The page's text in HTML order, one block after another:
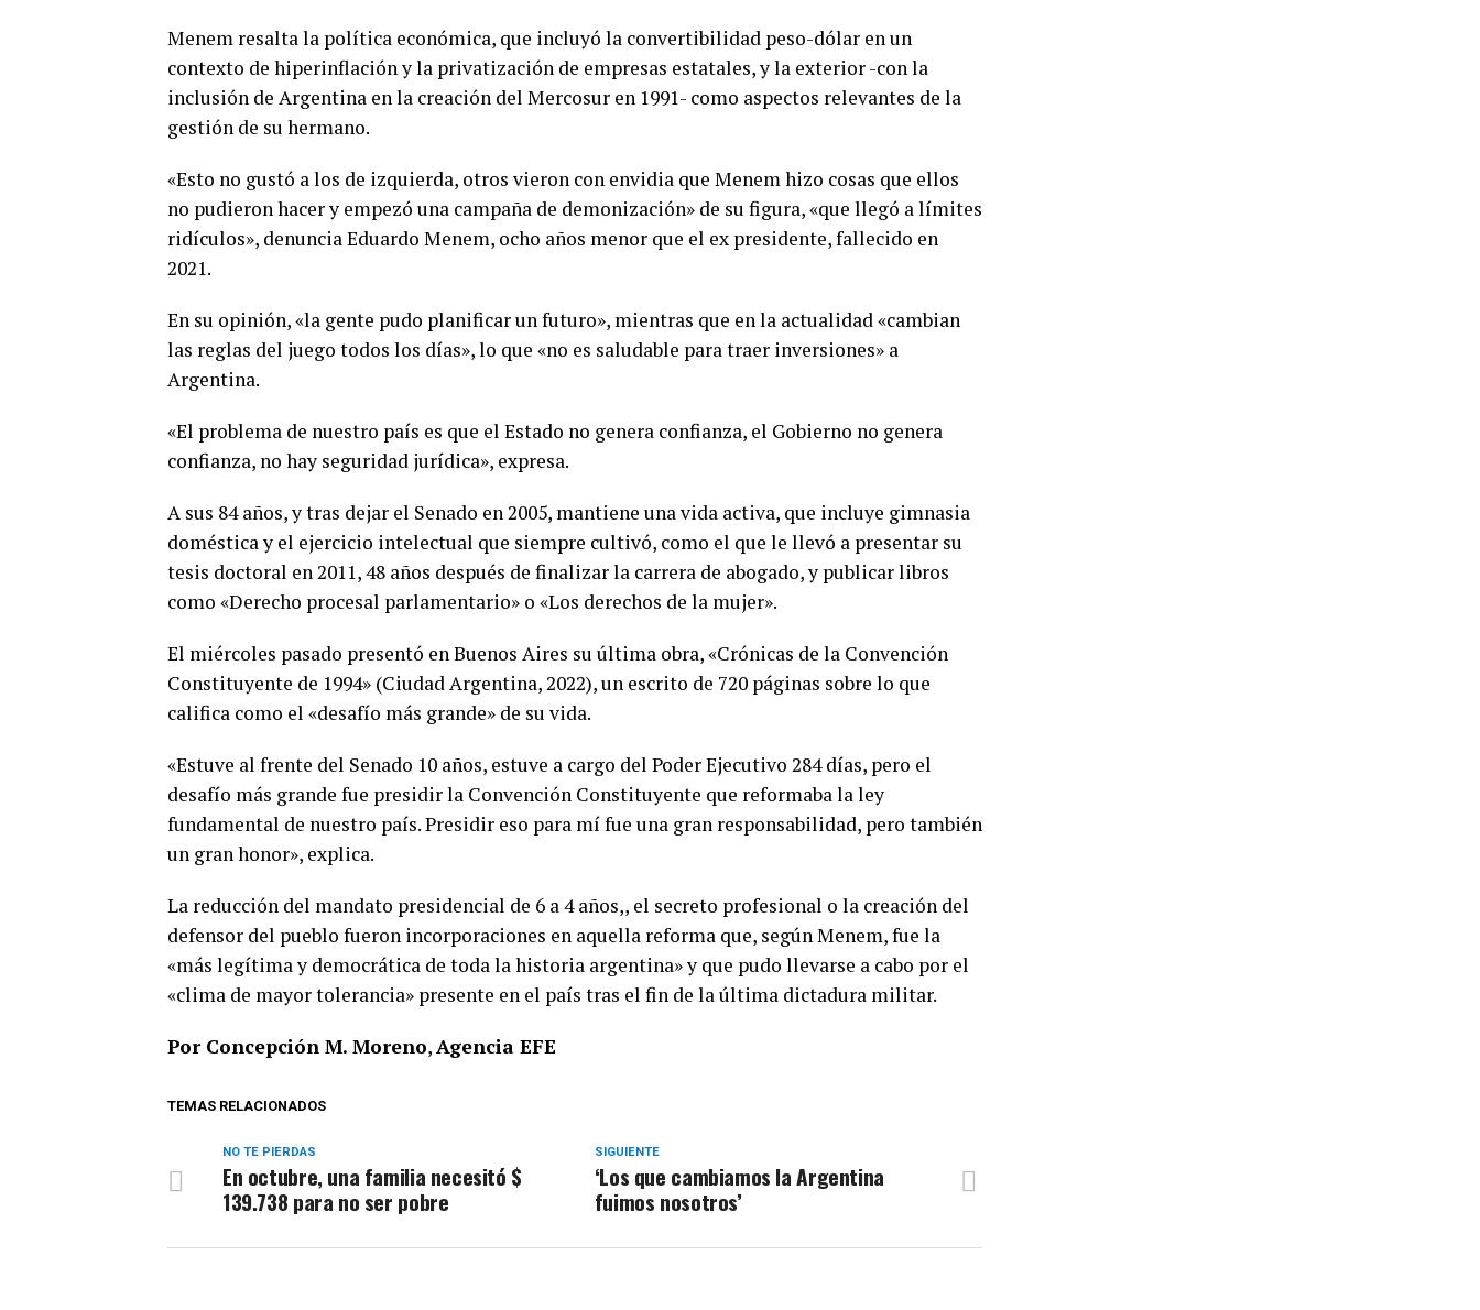
Menem resalta la política económica, que incluyó la convertibilidad peso-dólar en un
contexto de hiperinflación y la privatización de empresas estatales, y la exterior -con la
inclusión de Argentina en la creación del Mercosur en 1991- como aspectos relevantes de la
gestión de su hermano.­
«Esto no gustó a los de izquierda, otros vieron con envidia que Menem hizo cosas que ellos
no pudieron hacer y empezó una campaña de demonización» de su figura, «que llegó a límites
ridículos», denuncia Eduardo Menem, ocho años menor que el ex presidente, fallecido en
2021.­
En su opinión, «la gente pudo planificar un futuro», mientras que en la actualidad «cambian
las reglas del juego todos los días», lo que «no es saludable para traer inversiones» a
Argentina.­
«El problema de nuestro país es que el Estado no genera confianza, el Gobierno no genera
confianza, no hay seguridad jurídica», expresa.­
A sus 84 años, y tras dejar el Senado en 2005, mantiene una vida activa, que incluye gimnasia
doméstica y el ejercicio intelectual que siempre cultivó, como el que le llevó a presentar su
tesis doctoral en 2011, 48 años después de finalizar la carrera de abogado, y publicar libros
como «Derecho procesal parlamentario» o «Los derechos de la mujer».­
El miércoles pasado presentó en Buenos Aires su última obra, «Crónicas de la Convención
Constituyente de 1994» (Ciudad Argentina, 2022), un escrito de 720 páginas sobre lo que
califica como el «desafío más grande» de su vida.­
«Estuve al frente del Senado 10 años, estuve a cargo del Poder Ejecutivo 284 días, pero el
desafío más grande fue presidir la Convención Constituyente que reformaba la ley
fundamental de nuestro país. Presidir eso para mí fue una gran responsabilidad, pero también
un gran honor», explica.­
La reducción del mandato presidencial de 6 a 4 años,, el secreto profesional o la creación del
defensor del pueblo fueron incorporaciones en aquella reforma que, según Menem, fue la
«más legítima y democrática de toda la historia argentina» y que pudo llevarse a cabo por el
«clima de mayor tolerancia» presente en el país tras el fin de la última dictadura militar.­
Por Concepción M. Moreno­,Agencia EFE­
TEMAS RELACIONADOS
SIGUIENTE
‘Los que cambiamos la Argentina
fuimos nosotros’
NO TE PIERDAS
En octubre, una familia necesitó $
139.738 para no ser pobre